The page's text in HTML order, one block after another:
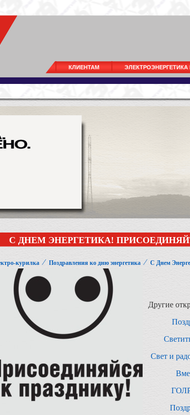
КЛИЕНТАМ
С ДНЕМ ЭНЕРГЕТИКА!
курилка ⁄ Поздравления ко дню энергетика ⁄ С Днем
Другие
Свет и